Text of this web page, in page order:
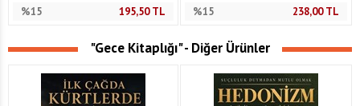
%15 195,50TL %15 238,00TL
"Gece Kitaplığı" - Diğer Ürünler